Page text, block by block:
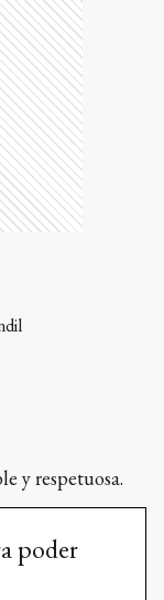
y respetuosa.
poder